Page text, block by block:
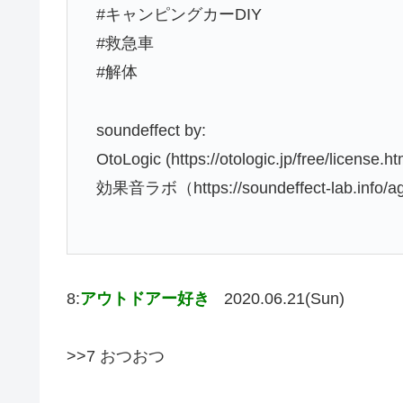
#キャンピングカーDIY
#救急車
#解体
soundeffect by:
OtoLogic (https://otologic.jp/free/
効果音ラボ（https://soundeffect-lab.info/
8:アウトドアー好き 2020.06.21(Sun)
>>7 おつおつ